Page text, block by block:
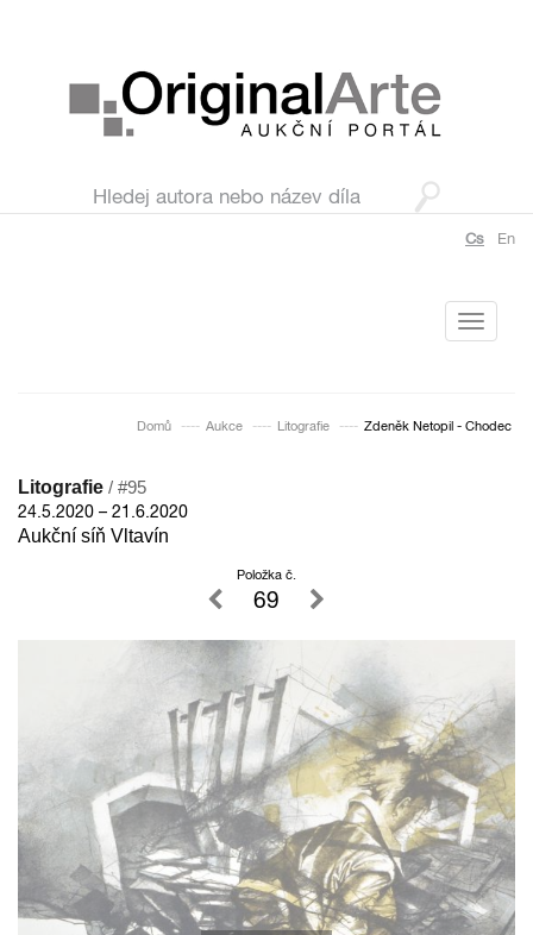
Cs En
Toggle
Domů Aukce Litografie Zdeněk Netopil - Chodec
Litografie / #95
24.5.2020 – 21.6.2020
Aukční síň Vltavín
Položka č.
69